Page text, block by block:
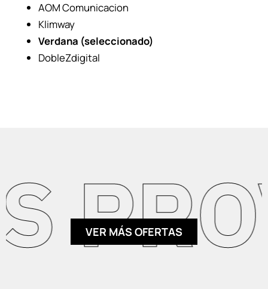
AOM Comunicacion
Klimway
Verdana (seleccionado)
DobleZdigital
VER MÁS OFERTAS